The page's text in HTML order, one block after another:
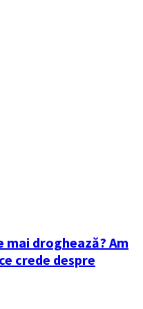
mai droghează? Am
crede despre